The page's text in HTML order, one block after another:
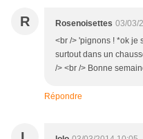
R Rosenoisettes 03/03/
<br /> 'pignons ! *ok je
surtout dans un
/> <br /> Bonne
Répondre